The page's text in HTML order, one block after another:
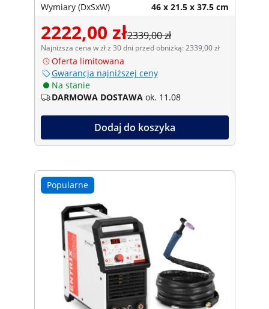
Wymiary (DxSxW) 46 x 21.5 x 37.5 cm
2222,00 zł2339,00 zł
Najniższa cena w zł z 30 dni przed obniżką: 2339,00 zł
Oferta limitowana
Gwarancja najniższej ceny
Na stanie
DARMOWA DOSTAWA ok. 11.08
Dodaj do koszyka
Popularne